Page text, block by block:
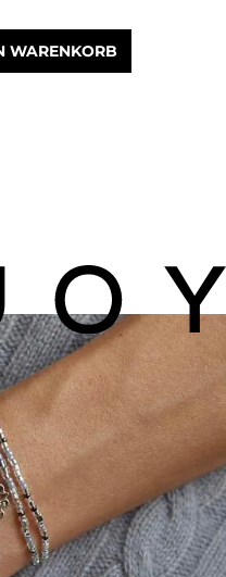
gewünschten
WARENKORB